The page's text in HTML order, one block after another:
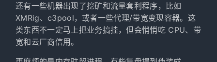
还有一些机器出现了挖矿和流量套利程序，比如
XMRig、c3pool，或者一些代理/带宽变现容器。这
类东西不一定马上把业务搞挂，但会悄悄吃 CPU、带
宽和云厂商信用。